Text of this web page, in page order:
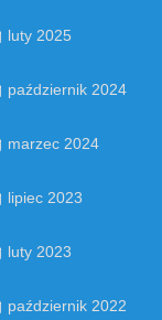
luty 2025
październik 2024
marzec 2024
lipiec 2023
luty 2023
październik 2022